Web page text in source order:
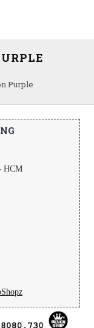
Purple
HCM